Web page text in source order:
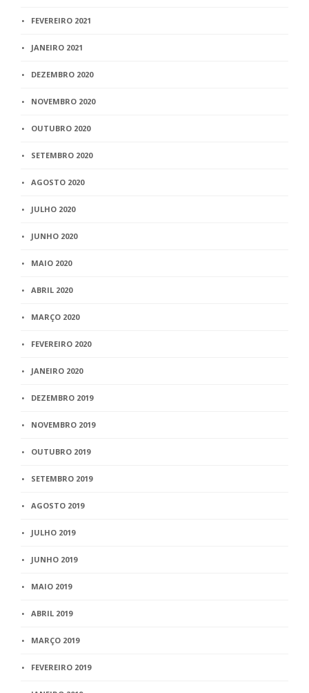
FEVEREIRO 2021
JANEIRO 2021
DEZEMBRO 2020
NOVEMBRO 2020
OUTUBRO 2020
SETEMBRO 2020
AGOSTO 2020
JULHO 2020
JUNHO 2020
MAIO 2020
ABRIL 2020
MARÇO 2020
FEVEREIRO 2020
JANEIRO 2020
DEZEMBRO 2019
NOVEMBRO 2019
OUTUBRO 2019
SETEMBRO 2019
AGOSTO 2019
JULHO 2019
JUNHO 2019
MAIO 2019
ABRIL 2019
MARÇO 2019
FEVEREIRO 2019